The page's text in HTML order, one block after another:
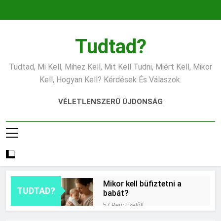
Tudtad?
Tudtad, Mi Kell, Mihez Kell, Mit Kell Tudni, Miért Kell, Mikor
Kell, Hogyan Kell? Kérdések És Válaszok.
VÉLETLENSZERŰ ÚJDONSÁG
TUDTAD?
Mikor kell büfiztetni a
babát?
57 Perc Ezelőtt